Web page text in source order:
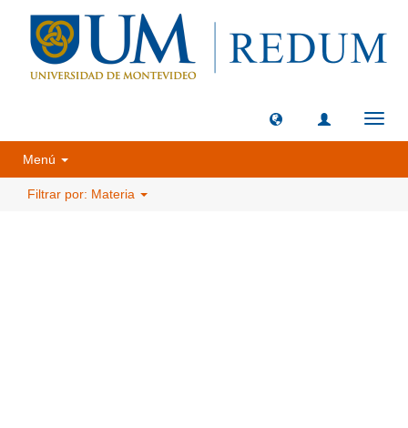
Menú
Filtrar por: Materia